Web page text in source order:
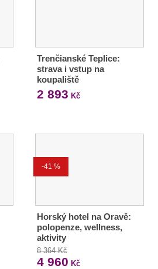
Trenčianské Teplice:
strava i vstup na
koupaliště
2 893 Kč
-41 %
Horský hotel na Oravě:
polopenze, wellness,
aktivity
8 364 Kč
4 960 Kč